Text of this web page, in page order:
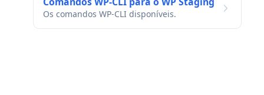
Os comandos WP-CLI disponíveis.